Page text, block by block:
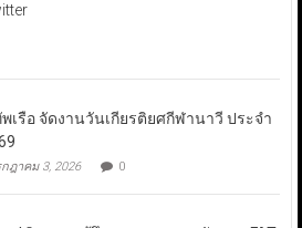
พเรือ จัดงานวันเกียรติยศกีฬานาวี ประจำ
ฎาคม 3, 2026 0